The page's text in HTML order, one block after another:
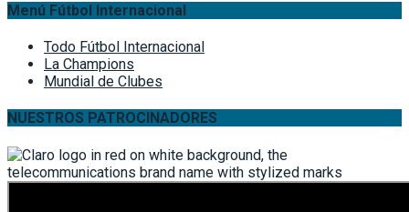
Menú Fútbol Internacional
Todo Fútbol Internacional
La Champions
Mundial de Clubes
NUESTROS PATROCINADORES